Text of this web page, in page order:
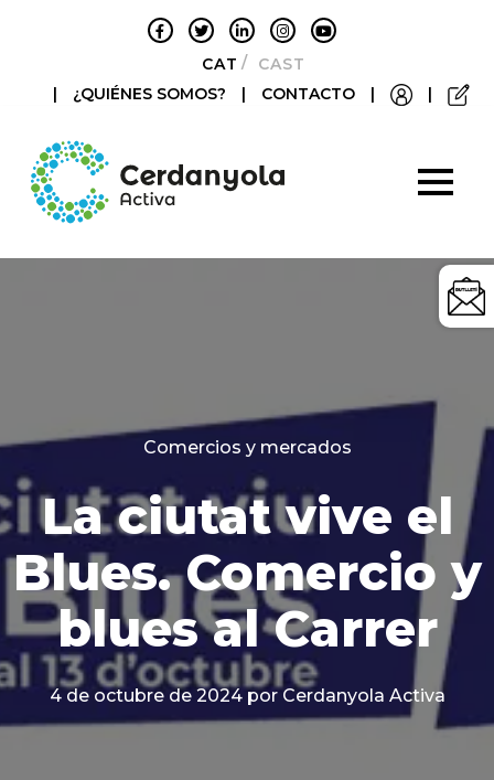
CATALÀCASTELLANO
|
¿QUIÉNES SOMOS? | CONTACTO | |
Categories
Comercios y mercados
La ciutat vive el
Blues. Comercio y
blues al Carrer
4 de octubre de 2024 por Cerdanyola Activa